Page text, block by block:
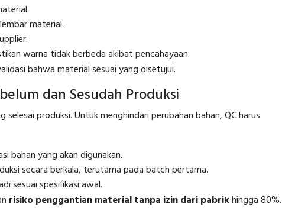
material.
warna tidak berbeda akibat pencahayaan.
bahwa material sesuai yang disetujui.
dan Sesudah Produksi
selesai produksi. Untuk menghindari perubahan bahan, QC harus
bahan yang akan digunakan.
secara berkala, terutama pada batch pertama.
sesuai spesifikasi awal.
risiko penggantian material tanpa izin dari pabrikhingga 80%.